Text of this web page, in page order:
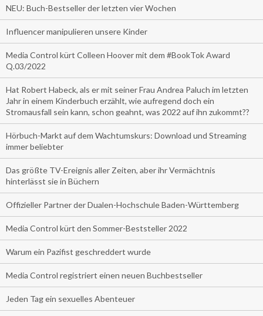
NEU: Buch-Bestseller der letzten vier Wochen
Influencer manipulieren unsere Kinder
Media Control kürt Colleen Hoover mit dem #BookTok Award
Q.03/2022
Hat Robert Habeck, als er mit seiner Frau Andrea Paluch im letzten
Jahr in einem Kinderbuch erzählt, wie aufregend doch ein
Stromausfall sein kann, schon geahnt, was 2022 auf ihn zukommt??
Hörbuch-Markt auf dem Wachtumskurs: Download und Streaming
immer beliebter
Das größte TV-Ereignis aller Zeiten, aber ihr Vermächtnis
hinterlässt sie in Büchern
Offizieller Partner der Dualen-Hochschule Baden-Württemberg
Media Control kürt den Sommer-Beststeller 2022
Warum ein Pazifist geschreddert wurde
Media Control registriert einen neuen Buchbestseller
Jeden Tag ein sexuelles Abenteuer